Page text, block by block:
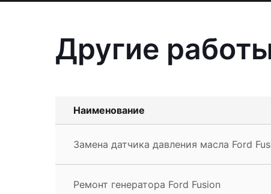
Другие
Наименование
Замена датчика давления масла Ford
Ремонт генератора Ford Fusion